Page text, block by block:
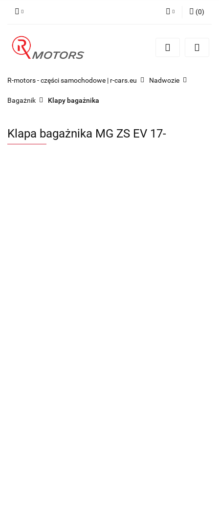
Zarejestruj się
(0)
R-motors - części samochodowe | r-cars.eu Nadwozie
Bagażnik Klapy bagażnika
Klapa bagażnika MG ZS EV 17-